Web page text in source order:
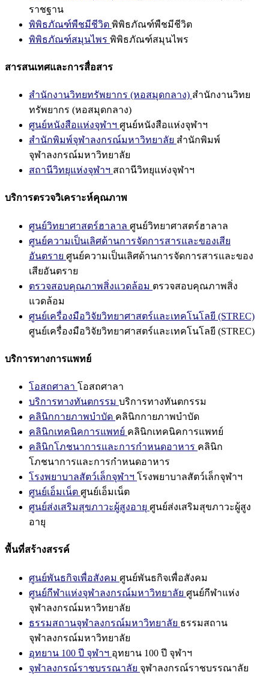
ราชฐาน
พิพิธภัณฑ์พืชมีชีวิต พิพิธภัณฑ์พืชมีชีวิต
พิพิธภัณฑ์สมุนไพร พิพิธภัณฑ์สมุนไพร
สารสนเทศและการสื่อสาร
สำนักงานวิทยทรัพยากร (หอสมุดกลาง) สำนักงานวิทย
ทรัพยากร (หอสมุดกลาง)
ศูนย์หนังสือแห่งจุฬาฯ ศูนย์หนังสือแห่งจุฬาฯ
สำนักพิมพ์จุฬาลงกรณ์มหาวิทยาลัย สำนักพิมพ์
จุฬาลงกรณ์มหาวิทยาลัย
สถานีวิทยุแห่งจุฬาฯ สถานีวิทยุแห่งจุฬาฯ
บริการตรวจวิเคราะห์คุณภาพ
ศูนย์วิทยาศาสตร์ฮาลาล ศูนย์วิทยาศาสตร์ฮาลาล
ศูนย์ความเป็นเลิศด้านการจัดการสารและของเสีย
อันตราย ศูนย์ความเป็นเลิศด้านการจัดการสารและของ
เสียอันตราย
ตรวจสอบคุณภาพสิ่งแวดล้อม ตรวจสอบคุณภาพสิ่ง
แวดล้อม
ศูนย์เครื่องมือวิจัยวิทยาศาสตร์และเทคโนโลยี (STREC)
ศูนย์เครื่องมือวิจัยวิทยาศาสตร์และเทคโนโลยี (STREC)
บริการทางการแพทย์
โอสถศาลา โอสถศาลา
บริการทางทันตกรรม บริการทางทันตกรรม
คลินิกกายภาพบำบัด คลินิกกายภาพบำบัด
คลินิกเทคนิคการแพทย์ คลินิกเทคนิคการแพทย์
คลินิกโภชนาการและการกำหนดอาหาร คลินิก
โภชนาการและการกำหนดอาหาร
โรงพยาบาลสัตว์เล็กจุฬาฯ โรงพยาบาลสัตว์เล็กจุฬาฯ
ศูนย์เอ็มเน็ต ศูนย์เอ็มเน็ต
ศูนย์ส่งเสริมสุขภาวะผู้สูงอายุ ศูนย์ส่งเสริมสุขภาวะผู้สูง
อายุ
พื้นที่สร้างสรรค์
ศูนย์พันธกิจเพื่อสังคม ศูนย์พันธกิจเพื่อสังคม
ศูนย์กีฬาแห่งจุฬาลงกรณ์มหาวิทยาลัย ศูนย์กีฬาแห่ง
จุฬาลงกรณ์มหาวิทยาลัย
ธรรมสถานจุฬาลงกรณ์มหาวิทยาลัย ธรรมสถาน
จุฬาลงกรณ์มหาวิทยาลัย
อุทยาน 100 ปี จุฬาฯ อุทยาน 100 ปี จุฬาฯ
จุฬาลงกรณ์ราชบรรณาลัย จุฬาลงกรณ์ราชบรรณาลัย